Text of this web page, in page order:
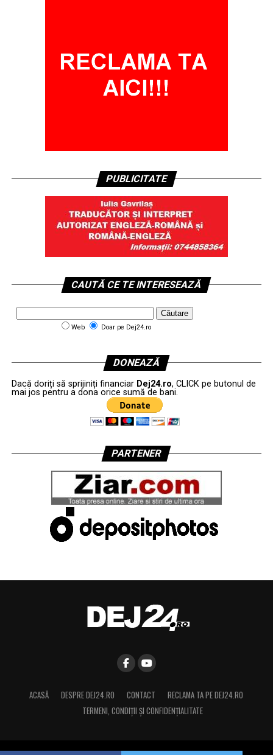
PUBLICITATE
CAUTĂ CE TE INTERESEAZĂ
Web Doar pe Dej24.ro
DONEAZĂ
Dacă doriți să sprijiniți financiar Dej24.ro, CLICK pe butonul de
mai jos pentru a dona orice sumă de bani.
PARTENER
ACASĂ DESPRE DEJ24.RO CONTACT
RECLAMA TA PE DEJ24.RO
TERMENI, CONDIŢII ȘI CONFIDENȚIALITATE